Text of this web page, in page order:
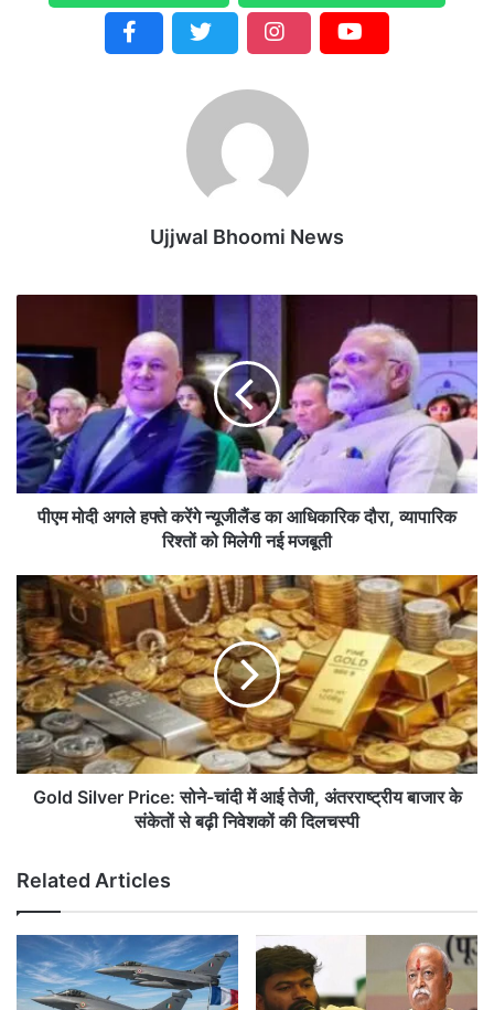
Ujjwal Bhoomi News
म
मो
दी
अ
ग
ले
ह
गे
न्यू
जी
लैं
ड
का
आ
धि
का
,
व्या
पा
क
रि
पीएम मोदी अगले हफ्ते करेंगे न्यूजीलैंड का आधिकारिक दौरा, व्यापारिक
रिश्तों को मिलेगी नई मजबूती
G
o
l
d
S
i
l
v
e
c
e
:
सो
ने
-
Gold Silver Price: सोने-चांदी में आई तेजी, अंतरराष्ट्रीय बाजार के
संकेतों से बढ़ी निवेशकों की दिलचस्पी
Related Articles